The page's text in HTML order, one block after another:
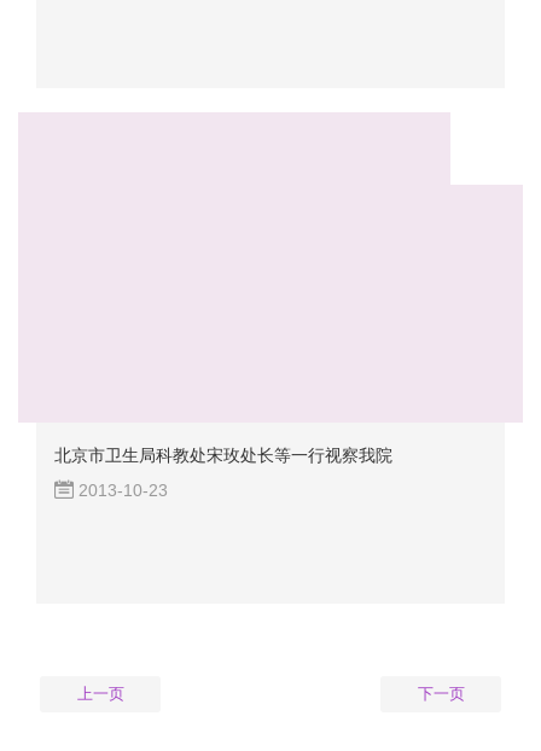
北京市卫生局科教处宋玫处长等一行视察我院
2013-10-23
上一页 下一页